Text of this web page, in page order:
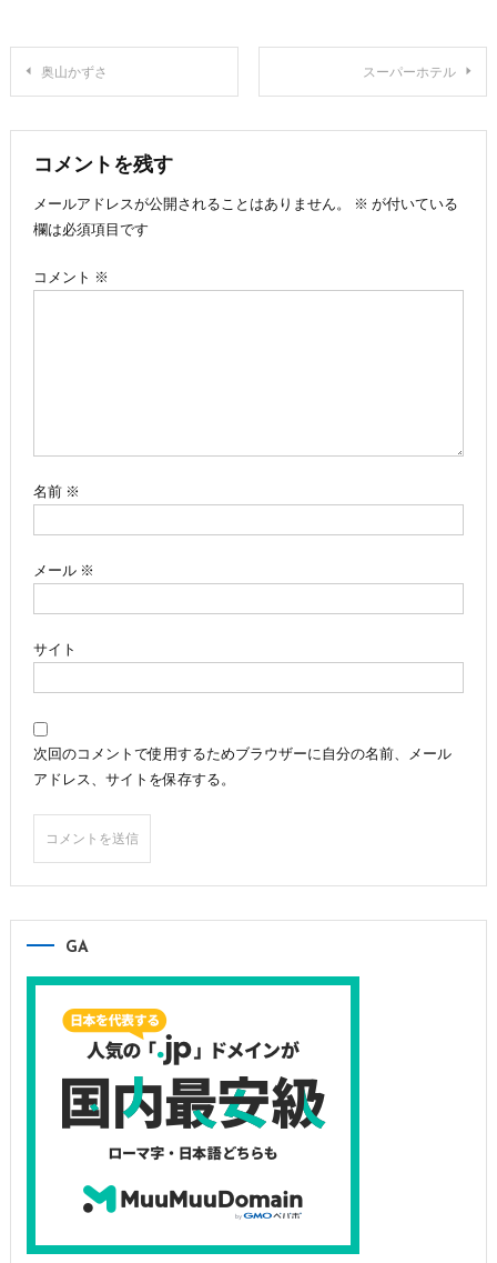
投
稿
ナ
ビ
ゲ
奥山かずさ スーパーホテル
コメントを残す
メールアドレスが公開されることはありません。
※ が付いている
欄は必須項目です
コメント ※
名前 ※
メール ※
サイト
次回のコメントで使用するためブラウザーに自分の名前、メール
アドレス、サイトを保存する。
GA